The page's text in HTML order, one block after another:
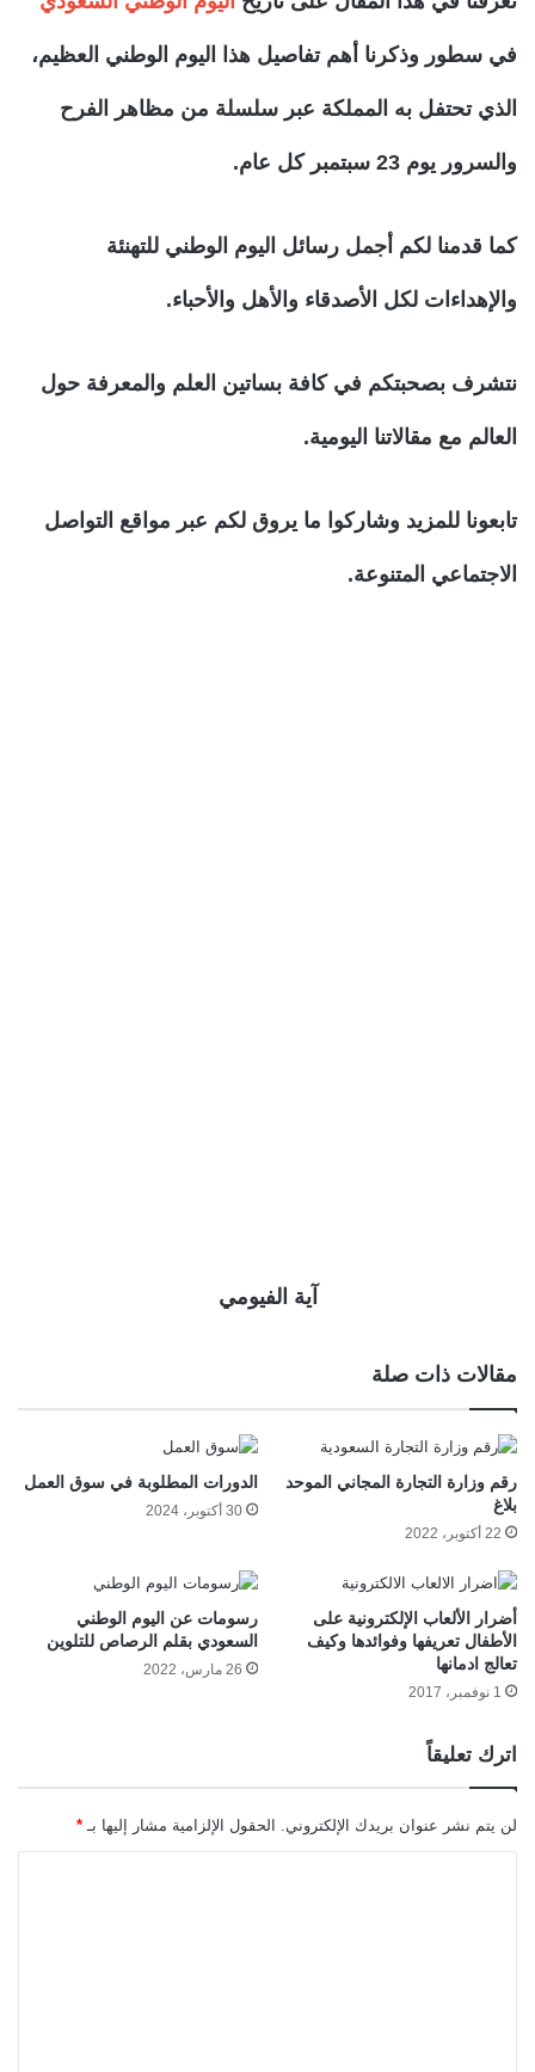
في سطور وذكرنا أهم تفاصيل هذا اليوم الوطني العظيم،
الذي تحتفل به المملكة عبر سلسلة من مظاهر الفرح
والسرور يوم 23 سبتمبر كل عام.
كما قدمنا لكم أجمل رسائل اليوم الوطني للتهنئة
والإهداءات لكل الأصدقاء والأهل والأحباء.
نتشرف بصحبتكم في كافة بساتين العلم والمعرفة حول
العالم مع مقالاتنا اليومية.
تابعونا للمزيد وشاركوا ما يروق لكم عبر مواقع التواصل
الاجتماعي المتنوعة.
آية الفيومي
مقالات ذات صلة
رقم وزارة التجارة المجاني الموحد
بلاغ
22 أكتوبر، 2022
الدورات المطلوبة في سوق العمل
30 أكتوبر، 2024
أضرار الألعاب الإلكترونية على
الأطفال تعريفها وفوائدها وكيف
تعالج ادمانها
1 نوفمبر، 2017
رسومات عن اليوم الوطني
السعودي بقلم الرصاص للتلوين
26 مارس، 2022
اترك تعليقاً
لن يتم نشر عنوان بريدك الإلكتروني. الحقول الإلزامية مشار إليها بـ *